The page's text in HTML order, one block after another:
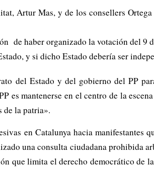
Artur Mas, y de los consellers
de haber organizado la votación del 9
y si dicho Estado debería ser
del Estado y del gobierno del PP
mantenerse en el centro de la
de la patria».
en Catalunya hacia manifestantes
una consulta ciudadana prohibida
que limita el derecho democrático de